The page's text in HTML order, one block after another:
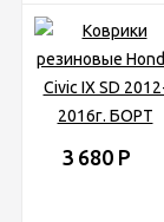
3 680 Р